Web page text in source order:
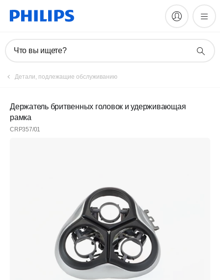
Что вы ищете?
Детали, подлежащие обслуживанию
Держатель бритвенных головок и удерживающая
рамка
CRP357/01